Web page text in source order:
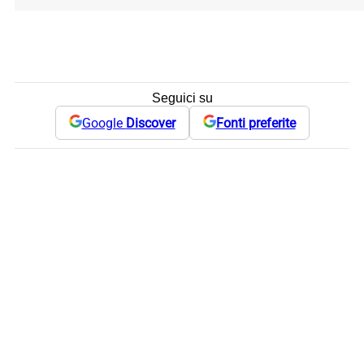
Seguici su
Google Discover Fonti preferite